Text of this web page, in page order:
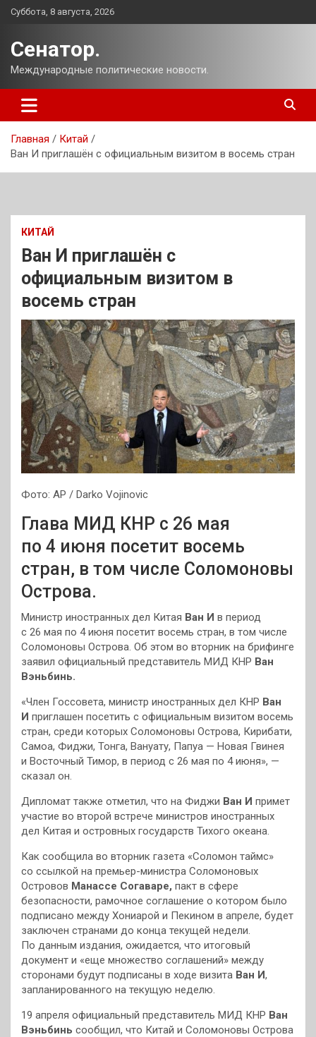
Перейти
Суббота, 8 августа, 2026
Сенатор.
Международные политические новости.
Главная
Китай
Ван И приглашён с официальным визитом в восемь стран
КИТАЙ
Ван И приглашён с
официальным визитом в
восемь стран
Фото: AP / Darko Vojinovic
Глава МИД КНР с 26 мая
по 4 июня посетит восемь
стран, в том числе Соломоновы
Острова.
Министр иностранных дел Китая Ван И в период
с 26 мая по 4 июня посетит восемь стран, в том числе
Соломоновы Острова. Об этом во вторник на брифинге
заявил официальный представитель МИД КНР Ван
Вэньбинь.
«Член Госсовета, министр иностранных дел КНР Ван
И приглашен посетить с официальным визитом восемь
стран, среди которых Соломоновы Острова, Кирибати,
Самоа, Фиджи, Тонга, Вануату, Папуа — Новая Гвинея
и Восточный Тимор, в период с 26 мая по 4 июня», —
сказал он.
Дипломат также отметил, что на Фиджи Ван И примет
участие во второй встрече министров иностранных
дел Китая и островных государств Тихого океана.
Как сообщила во вторник газета «Соломон таймc»
со ссылкой на премьер-министра Соломоновых
Островов Манассе Согаваре, пакт в сфере
безопасности, рамочное соглашение о котором было
подписано между Хониарой и Пекином в апреле, будет
заключен странами до конца текущей недели.
По данным издания, ожидается, что итоговый
документ и «еще множество соглашений» между
сторонами будут подписаны в ходе визита Ван И,
запланированного на текущую неделю.
19 апреля официальный представитель МИД КНР Ван
Вэньбинь сообщил, что Китай и Соломоновы Острова